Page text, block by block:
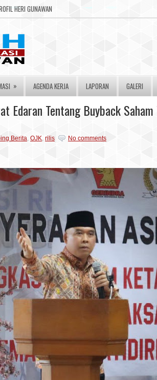
HERI GUNAWAN
» AGENDA KERJA LAPORAN GALERI
Edaran Tentang Buyback Saham
Berita, OJK, rilis No comments